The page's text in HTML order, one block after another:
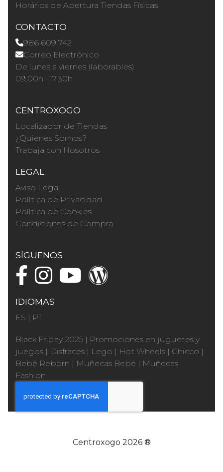
Horários de Apertura Tiendas Físicas
CONTACTO
986 609 742
Correo Electrónico
De lunes a viernes (laborables)
09.00h · 17.30h
CENTROXOGO
Localizador de Tiendas
¿Quienes Somos?
Trabaja con Nosotros
LEGAL
Aviso Legal
Política de Privacidad
Política de Cookies
Condiciones de Compra
SÍGUENOS
IDIOMAS
ES | PT
Black Friday 2025 | Promociones en juguetes y
juegos | Disfraces | Lego | Hot Wheels | Chicco |
Bebé Reborn | Muñecas Bebé | Muñecas
Fashion
Centroxogo 2026 ®